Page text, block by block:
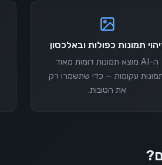
תמונות כפולות ובאלכסון
ה-AI מוצא תמונות דומות מאוד
עקומות — כדי שתשמרו רק
את הטובות.